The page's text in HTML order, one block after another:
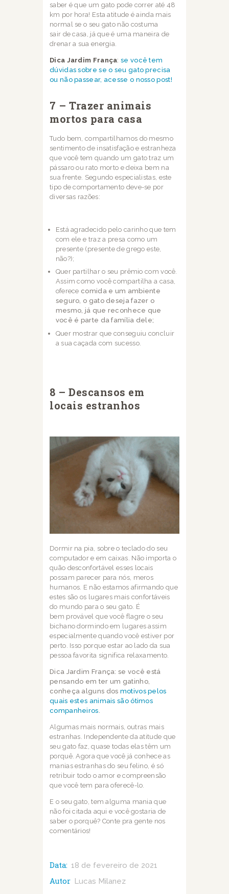
saber é que um gato pode correr até 48
km por hora! Esta atitude é ainda mais
normal se o seu gato não costuma
sair de casa, já que é uma maneira de
drenar a sua energia.
Dica Jardim França:se você tem
dúvidas sobre se o seu gato precisa
ou não passear, acesse o nosso post!
7 – Trazer animais
mortos para casa
Tudo bem, compartilhamos do mesmo
sentimento de insatisfação e estranheza
que você tem quando um gato traz um
pássaro ou rato morto e deixa bem na
sua frente. Segundoespecialistas, este
tipo de comportamento deve-se por
diversas razões:
Está agradecido pelo carinho que tem
com ele e traz a presa como um
presente (presente de grego este,
não?);
Quer partilhar o seu prêmio com você.
Assim como você compartilha a casa,
oferece comida e um ambiente
seguro, o gato deseja fazer o
mesmo, já que reconhece que
você é parte da família dele;
Quer mostrar que conseguiu concluir
a sua caçada com sucesso.
8 – Descansos em
locais estranhos
Dormir na pia, sobre o teclado do seu
computador e em caixas. Não importa o
quão desconfortável esses locais
possam parecer para nós, meros
humanos. E não estamos afirmando que
estes são os lugares mais confortáveis
do mundo para o seu gato. É
bem provável que você flagre o seu
bichano dormindo em lugares assim
especialmente quandovocê estiver por
perto. Isso porque estar ao lado da sua
pessoa favorita significa relaxamento.
Dica Jardim França: se você está
pensando em ter um gatinho,
conheça alguns dos motivos pelos
quais estes animais são ótimos
companheiros.
Algumas mais normais, outras mais
estranhas. Independente da atitude que
seu gato faz,quase todas elas têm um
porquê. Agora que você já conhece as
manias estranhas do seufelino, é só
retribuir todo o amor e compreensão
que você tem para oferecê-lo.
E o seu gato, tem alguma mania que
não foi citada aqui e você gostaria de
saber o porquê? Conte pra gente nos
comentários!
Data: 18 de fevereiro de 2021
Autor Lucas Milanez